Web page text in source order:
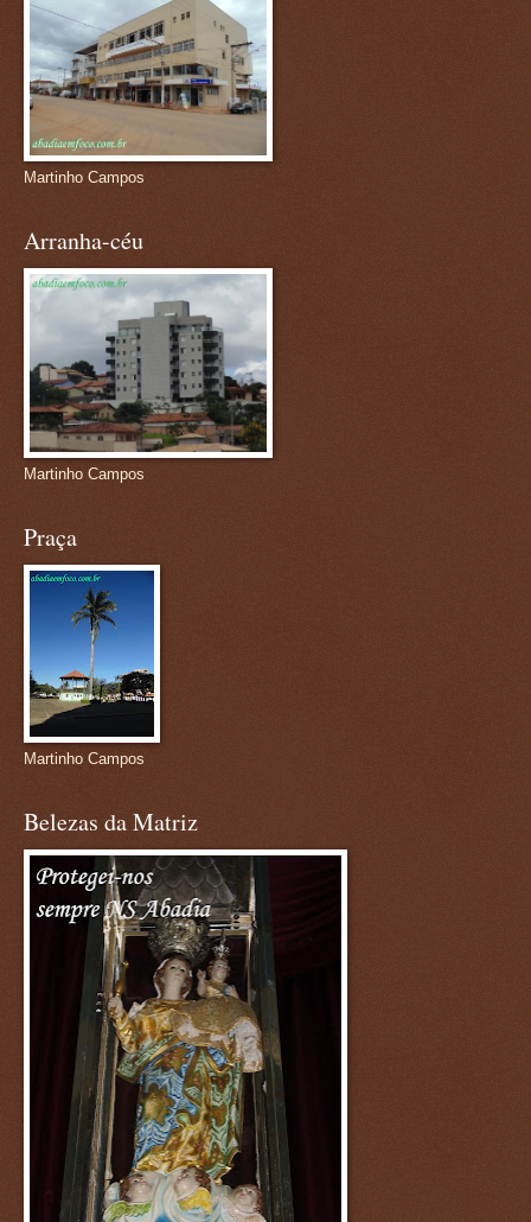
Martinho Campos
Arranha-céu
Martinho Campos
Praça
Martinho Campos
Belezas da Matriz